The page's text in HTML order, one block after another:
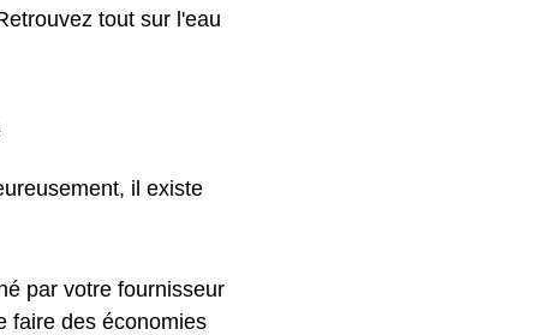
tout sur l'eau
il existe
par votre fournisseur
faire des économies